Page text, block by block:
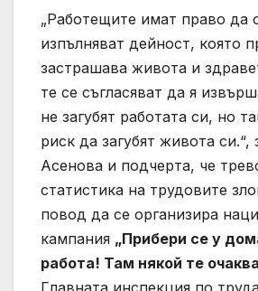
„Работещите имат право да
изпълняват дейност, която
застрашава живота и
те се съгласяват да я
не загубят работата си, но
риск да загубят живота си.“,
Асенова и подчерта, че
статистика на трудовите
повод да се организира
кампания „Прибери се у
работа! Там някой те